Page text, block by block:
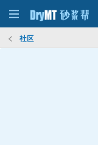
社区